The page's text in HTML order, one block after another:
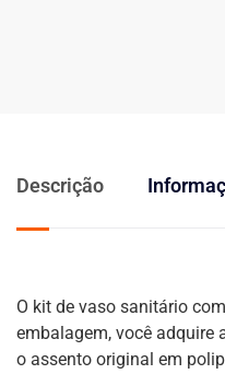
Descrição
O kit de vaso sanitário
embalagem, você adquire
o assento original em